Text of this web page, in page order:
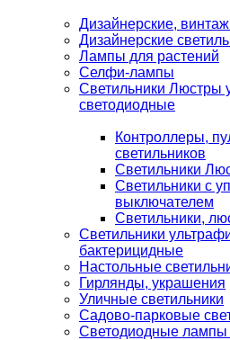
Дизайнерские,
Дизайнерские
Лампы для растений
Селфи-лампы
Светильники Люстры
светодиодные
Контроллеры,
светильников
Светильники
Светильники с
выключателем
Светильники,
Светильники
бактерицидные
Настольные
Гирлянды, украшения
Уличные светильники
Садово-парковые
Светодиодные